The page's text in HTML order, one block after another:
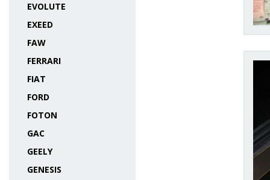
EVOLUTE
EXEED
FAW
FERRARI
FIAT
FORD
FOTON
GAC
GEELY
GENESIS